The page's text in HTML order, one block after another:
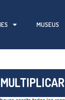
MUSEUS